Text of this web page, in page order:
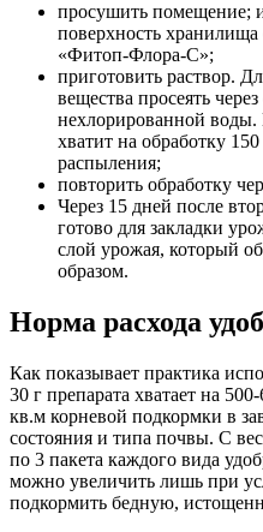
просушить помещение;
поверхность хранилища
«Фитоп-Флора-С»;
приготовить раствор.
вещества просеять
нехлорированной воды.
хватит на обработку
распыления;
повторить обработку
Через 15 дней после
готово для закладки
слой урожая, который
образом.
Норма расхода
Как показывает практика
30 г препарата хватает на
кв.м корневой подкормки в
состояния и типа почвы. С
по 3 пакета каждого вида
можно увеличить лишь при
подкормить бедную,